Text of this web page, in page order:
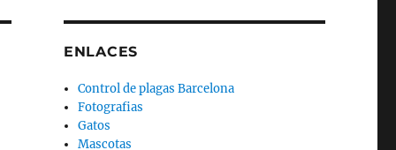
ENLACES
Control de plagas Barcelona
Fotografias
Gatos
Mascotas